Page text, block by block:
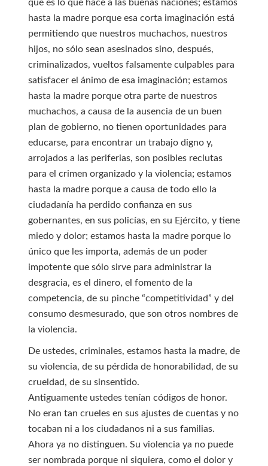
que es lo que hace a las buenas naciones; estamos
hasta la madre porque esa corta imaginación está
permitiendo que nuestros muchachos, nuestros
hijos, no sólo sean asesinados sino, después,
criminalizados, vueltos falsamente culpables para
satisfacer el ánimo de esa imaginación; estamos
hasta la madre porque otra parte de nuestros
muchachos, a causa de la ausencia de un buen
plan de gobierno, no tienen oportunidades para
educarse, para encontrar un trabajo digno y,
arrojados a las periferias, son posibles reclutas
para el crimen organizado y la violencia; estamos
hasta la madre porque a causa de todo ello la
ciudadanía ha perdido confianza en sus
gobernantes, en sus policías, en su Ejército, y tiene
miedo y dolor; estamos hasta la madre porque lo
único que les importa, además de un poder
impotente que sólo sirve para administrar la
desgracia, es el dinero, el fomento de la
competencia, de su pinche “competitividad” y del
consumo desmesurado, que son otros nombres de
la violencia.
De ustedes, criminales, estamos hasta la madre, de
su violencia, de su pérdida de honorabilidad, de su
crueldad, de su sinsentido.
Antiguamente ustedes tenían códigos de honor.
No eran tan crueles en sus ajustes de cuentas y no
tocaban ni a los ciudadanos ni a sus familias.
Ahora ya no distinguen. Su violencia ya no puede
ser nombrada porque ni siquiera, como el dolor y